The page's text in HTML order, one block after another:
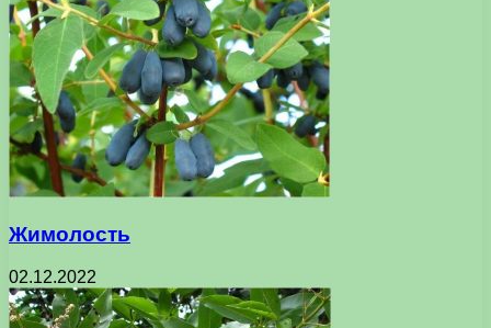
Жимолость
02.12.2022